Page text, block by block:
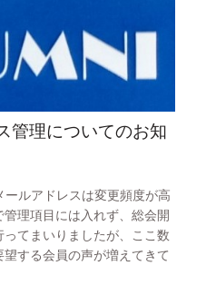
管理についてのお知
ルアドレスは変更頻度が高
理項目には入れず、総会開
てまいりましたが、ここ数
する会員の声が増えてきて